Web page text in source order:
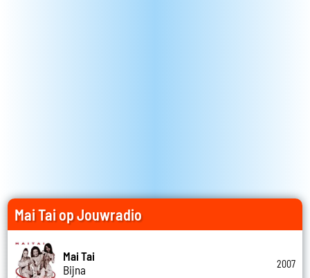
Mai Tai op Jouwradio
Mai Tai
Bijna
2007